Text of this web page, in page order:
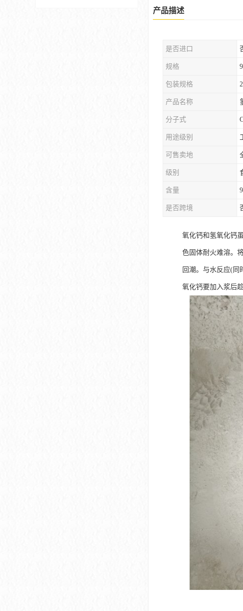
产品描述
是否进口
规格
包装规格
产品名称
分子式
用途级别
可售卖地
级别
含量
是否跨境
氧化钙和氢氧化钙
色固体耐火难溶。
回潮。与水反应(同
氧化钙要加入浆后